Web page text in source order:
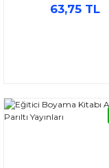
63,75 TL